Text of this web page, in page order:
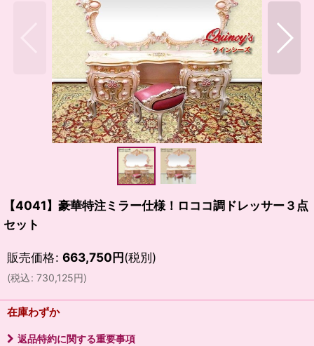
【4041】豪華特注ミラー仕様！ロココ調ドレッサー３点
セット
販売価格: 663,750円(税別)
(税込: 730,125円)
在庫わずか
返品特約に関する重要事項